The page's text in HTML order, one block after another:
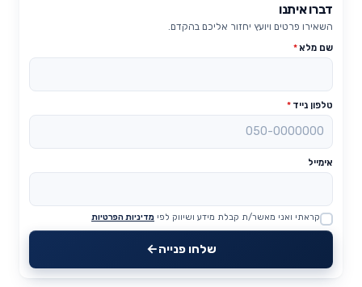
דברו איתנו
השאירו פרטים ויועץ יחזור אליכם בהקדם.
שם מלא*
טלפון נייד *
אימייל
Website
קראתי ואני מאשר/ת קבלת מידע ושיווק לפי מדיניות הפרטיות
שלחו פנייה